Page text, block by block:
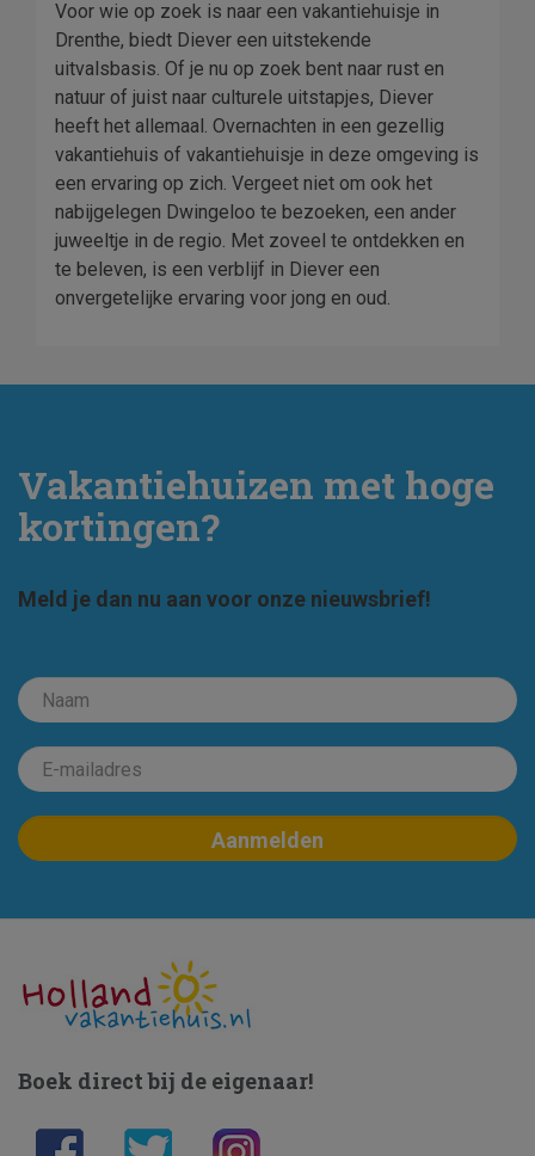
Voor wie op zoek is naar een vakantiehuisje in
Drenthe, biedt Diever een uitstekende
uitvalsbasis. Of je nu op zoek bent naar rust en
natuur of juist naar culturele uitstapjes, Diever
heeft het allemaal. Overnachten in een gezellig
vakantiehuis of vakantiehuisje in deze omgeving is
een ervaring op zich. Vergeet niet om ook het
nabijgelegen Dwingeloo te bezoeken, een ander
juweeltje in de regio. Met zoveel te ontdekken en
te beleven, is een verblijf in Diever een
onvergetelijke ervaring voor jong en oud.
Vakantiehuizen met hoge
kortingen?
Meld je dan nu aan voor onze nieuwsbrief!
Boek direct bij de eigenaar!